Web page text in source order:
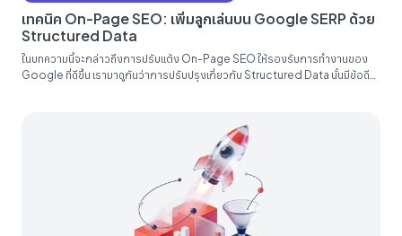
เทคนิค On-Page SEO: เพิ่มลูกเล่นบน Google SERP ด้วย
Structured Data
ในบทความนี้จะกล่าวถึงการปรับแต้ง On-Page SEO ให้รองรับการทำงานของ
Google ที่ดีขึ้น เรามาดูกันว่าการปรับปรุงเกี่ยวกับ Structured Data นั้นมีข้อดี